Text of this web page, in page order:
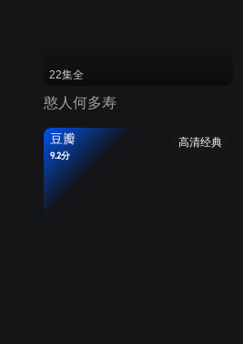
22集全
憨人何多寿
高清经典
豆瓣
9.2分